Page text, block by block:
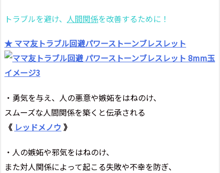
トラブルを避け、 人間関係を改善するために！
★ ママ友トラブル回避パワーストーンブレスレット
・勇気を与え、人の悪意や嫉妬をはねのけ、
スムーズな人間関係を築くと伝承される
《 レッドメノウ 》
・人の嫉妬や邪気をはねのけ、
また対人関係によって起こる失敗や不幸を防ぎ、